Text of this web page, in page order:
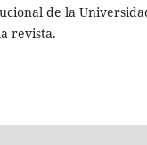
de la
revista.